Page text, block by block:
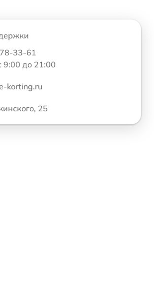
33-61
9:00 до 21:00
korting.ru
25